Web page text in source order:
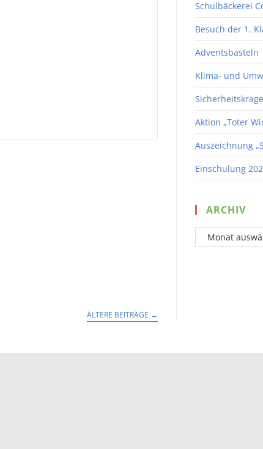
ÄLTERE BEITRÄGE →
Schulbäckerei
Besuch der 1.
Adventsbasteln
Klima- und
Aktion „Toter
Auszeichnung
Einschulung
ARCHIV
Archiv